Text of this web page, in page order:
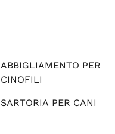
ABBIGLIAMENTO PER
CINOFILI
SARTORIA PER CANI